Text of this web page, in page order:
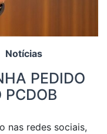
Notícias
PEDIDO
PCDOB
nas redes sociais,